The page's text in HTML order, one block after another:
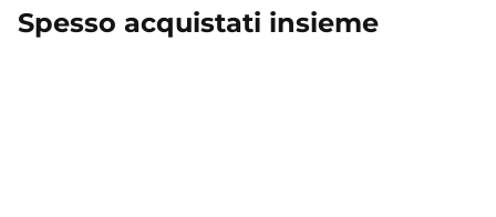
Spesso acquistati insieme